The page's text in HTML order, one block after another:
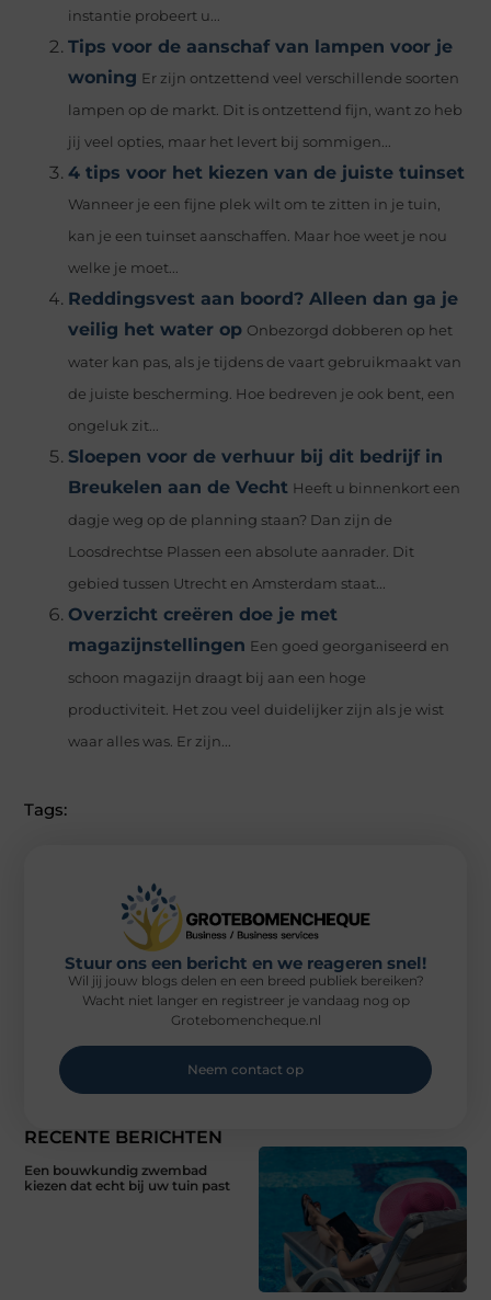
instantie probeert u...
Tips voor de aanschaf van lampen voor je
woning Er zijn ontzettend veel verschillende soorten
lampen op de markt. Dit is ontzettend fijn, want zo heb
jij veel opties, maar het levert bij sommigen...
4 tips voor het kiezen van de juiste tuinset
Wanneer je een fijne plek wilt om te zitten in je tuin,
kan je een tuinset aanschaffen. Maar hoe weet je nou
welke je moet...
Reddingsvest aan boord? Alleen dan ga je
veilig het water op Onbezorgd dobberen op het
water kan pas, als je tijdens de vaart gebruikmaakt van
de juiste bescherming. Hoe bedreven je ook bent, een
ongeluk zit...
Sloepen voor de verhuur bij dit bedrijf in
Breukelen aan de Vecht Heeft u binnenkort een
dagje weg op de planning staan? Dan zijn de
Loosdrechtse Plassen een absolute aanrader. Dit
gebied tussen Utrecht en Amsterdam staat...
Overzicht creëren doe je met
magazijnstellingen Een goed georganiseerd en
schoon magazijn draagt ​​bij aan een hoge
productiviteit. Het zou veel duidelijker zijn als je wist
waar alles was. Er zijn...
Tags:
RECENTE BERICHTEN
Een bouwkundig zwembad
kiezen dat echt bij uw tuin past
Stuur ons een bericht en we reageren snel!
Wil jij jouw blogs delen en een breed publiek bereiken?
Wacht niet langer en registreer je vandaag nog op
Grotebomencheque.nl
Neem contact op